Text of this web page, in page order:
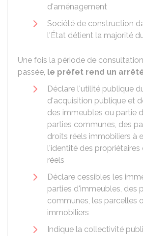
d'aménagement
Société de construction
l'État détient la majorité
Une fois la période de
passée, le préfet rend un
Déclare l'utilité publique
d'acquisition publique et
des immeubles ou partie
parties communes, des
droits réels immobiliers à
l'identité des propriétaires
réels
Déclare cessibles les
parties d'immeubles, des
communes, les parcelles
immobiliers
Indique la collectivité